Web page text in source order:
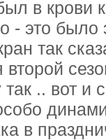
в крови
- это было
так
.. вот и
в